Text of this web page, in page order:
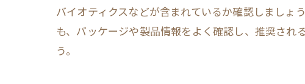
バイオティクスなどが含まれているか確認しましょ
も、パッケージや製品情報をよく確認し、推奨さ
う。